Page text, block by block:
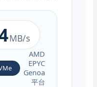
MB/s
AMD
EPYC
Genoa
平台